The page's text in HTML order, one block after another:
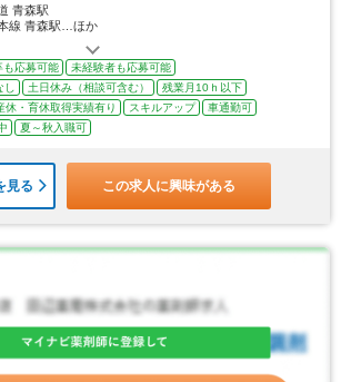
青森駅
本線 青森駅…ほか
も応募可能
未経験者も応募可能
土日休み（相談可含む）
残業月10ｈ以下
休・育休取得実績有り スキルアップ
車通勤可
夏～秋入職可
見る この求人に興味がある